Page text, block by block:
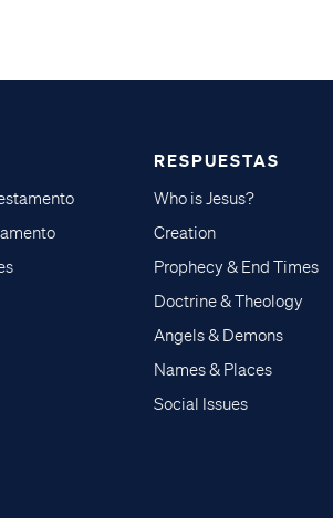
RESPUESTAS
Who is Jesus?
Creation
Prophecy & End Times
Doctrine & Theology
Angels & Demons
Names & Places
Social Issues